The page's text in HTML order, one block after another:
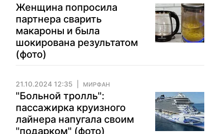
Женщина попросила
партнера сварить
макароны и была
шокирована результатом
(фото)
21.10.2024 12:35 МИРФАН
"Больной тролль":
пассажирка круизного
лайнера напугала своим
"подарком" (фото)